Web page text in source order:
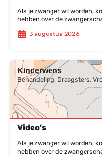
Als je zwanger wil worden,
hebben over de
3 augustus 2026
Kinderwens
Behandeling, Draagsters,
Video's
Als je zwanger wil worden,
hebben over de